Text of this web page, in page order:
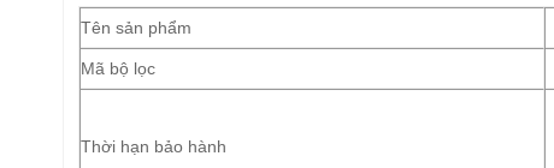
Tên sản phẩm
Mã bộ lọc
Thời hạn bảo hành